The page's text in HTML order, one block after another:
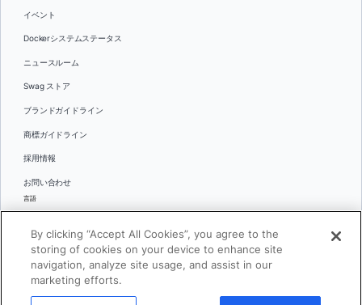
イベント
Dockerシステムステータス
ニュースルーム
Swag ストア
ブランドガイドライン
商標ガイドライン
採用情報
お問い合わせ
言語
日本語
By clicking “Accept All Cookies”, you agree to the
storing of cookies on your device to enhance site
navigation, analyze site usage, and assist in our
marketing efforts.